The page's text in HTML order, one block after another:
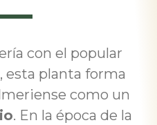
con el popular
esta planta forma
como un
. En la época de la